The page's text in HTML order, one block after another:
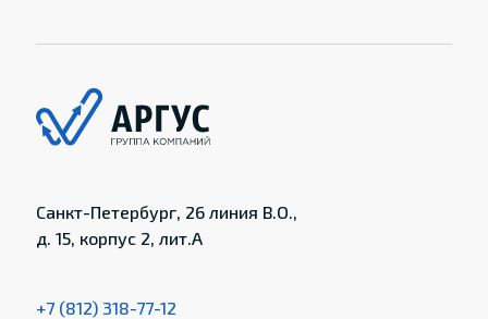
Санкт-Петербург, 26 линия В.О.,
д. 15, корпус 2, лит.А
+7 (812) 318-77-12